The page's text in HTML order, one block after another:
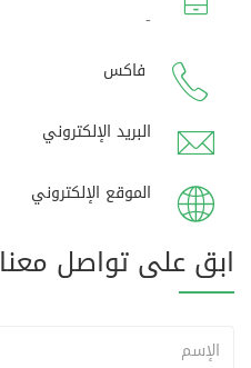
-
فاكس
البريد الإلكتروني
الموقع الإلكتروني
ابق على تواصل معنا